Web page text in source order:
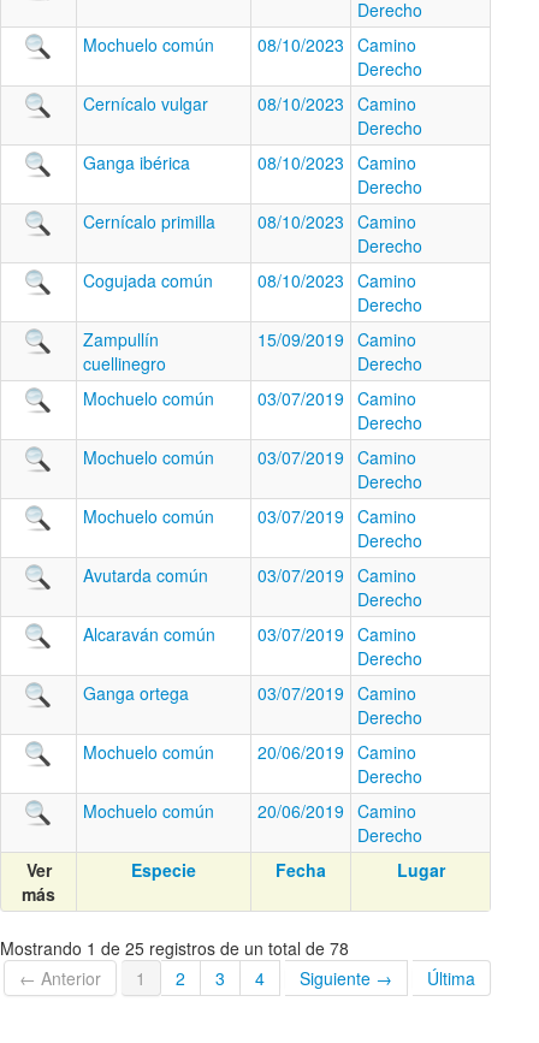
Derecho
Mochuelo común
08/10/2023 Camino
Derecho
Cernícalo vulgar
08/10/2023 Camino
Derecho
Ganga ibérica
08/10/2023 Camino
Derecho
Cernícalo primilla
08/10/2023 Camino
Derecho
Cogujada común
08/10/2023 Camino
Derecho
Zampullín
cuellinegro
15/09/2019 Camino
Derecho
Mochuelo común
03/07/2019 Camino
Derecho
Mochuelo común
03/07/2019 Camino
Derecho
Mochuelo común
03/07/2019 Camino
Derecho
Avutarda común
03/07/2019 Camino
Derecho
Alcaraván común
03/07/2019 Camino
Derecho
Ganga ortega
03/07/2019 Camino
Derecho
Mochuelo común
20/06/2019 Camino
Derecho
Mochuelo común
20/06/2019 Camino
Derecho
Ver
más
Especie Fecha Lugar
Mostrando 1 de 25 registros de un total de 78
← Anterior
1 2 3 4 Siguiente → Última